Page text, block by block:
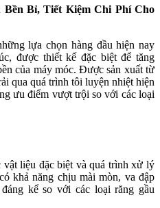
Bỉ, Tiết Kiệm Chi Phí Cho
lựa chọn hàng đầu hiện nay
được thiết kế đặc biệt để tăng
của máy móc. Được sản xuất từ
qua quá trình tôi luyện nhiệt hiện
ưu điểm vượt trội so với các loại
liệu đặc biệt và quá trình xử lý
khả năng chịu mài mòn, va đập
kể so với các loại răng gầu